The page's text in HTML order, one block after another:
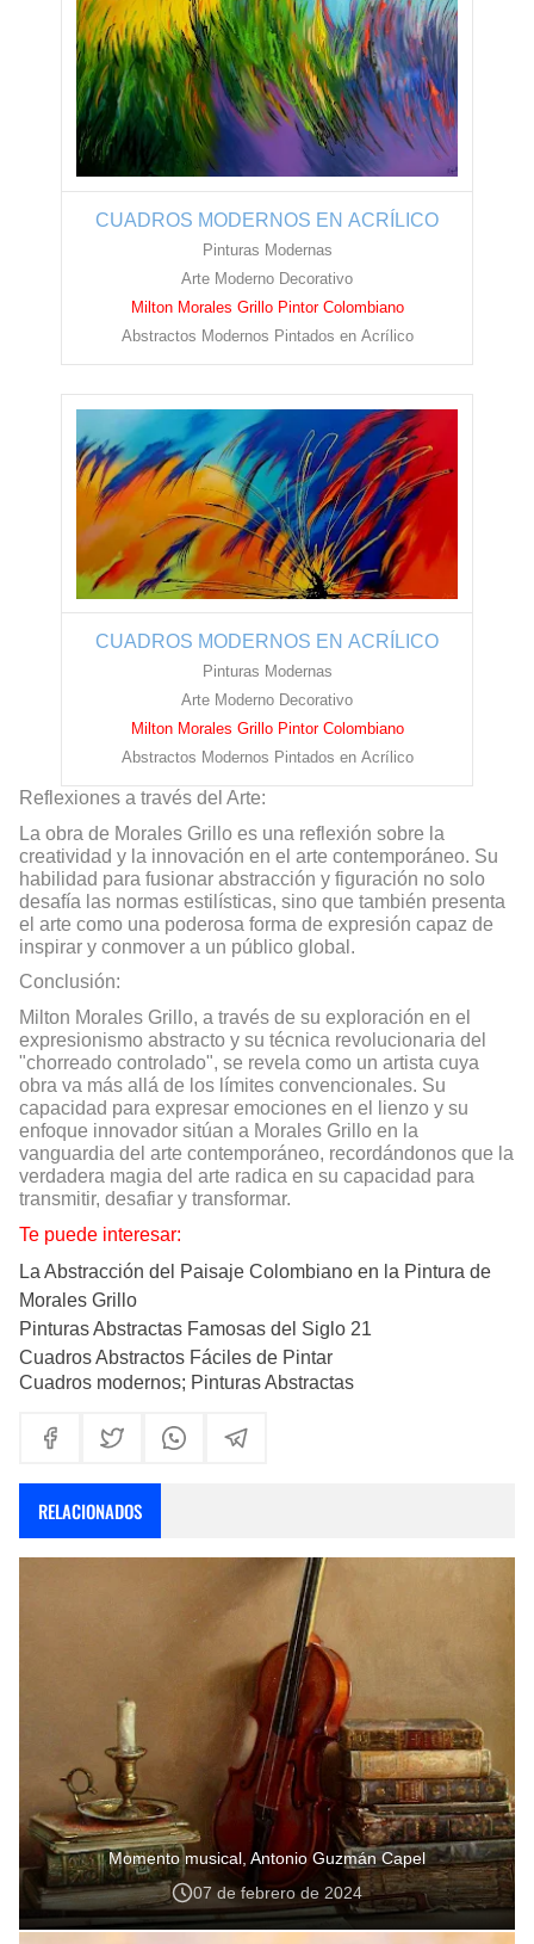
CUADROS MODERNOS EN ACRÍLICO
Pinturas Modernas
Arte Moderno Decorativo
Milton Morales Grillo Pintor Colombiano
Abstractos Modernos Pintados en Acrílico
CUADROS MODERNOS EN ACRÍLICO
Pinturas Modernas
Arte Moderno Decorativo
Milton Morales Grillo Pintor Colombiano
Abstractos Modernos Pintados en Acrílico
Reflexiones a través del Arte:
La obra de Morales Grillo es una reflexión sobre la
creatividad y la innovación en el arte contemporáneo. Su
habilidad para fusionar abstracción y figuración no solo
desafía las normas estilísticas, sino que también presenta
el arte como una poderosa forma de expresión capaz de
inspirar y conmover a un público global.
Conclusión:
Milton Morales Grillo, a través de su exploración en el
expresionismo abstracto y su técnica revolucionaria del
"chorreado controlado", se revela como un artista cuya
obra va más allá de los límites convencionales. Su
capacidad para expresar emociones en el lienzo y su
enfoque innovador sitúan a Morales Grillo en la
vanguardia del arte contemporáneo, recordándonos que la
verdadera magia del arte radica en su capacidad para
transmitir, desafiar y transformar.
Te puede interesar:
La Abstracción del Paisaje Colombiano en la Pintura de
Morales Grillo
Pinturas Abstractas Famosas del Siglo 21
Cuadros Abstractos Fáciles de Pintar
Cuadros modernos; Pinturas Abstractas
RELACIONADOS
Momento musical, Antonio Guzmán Capel
07 de febrero de 2024